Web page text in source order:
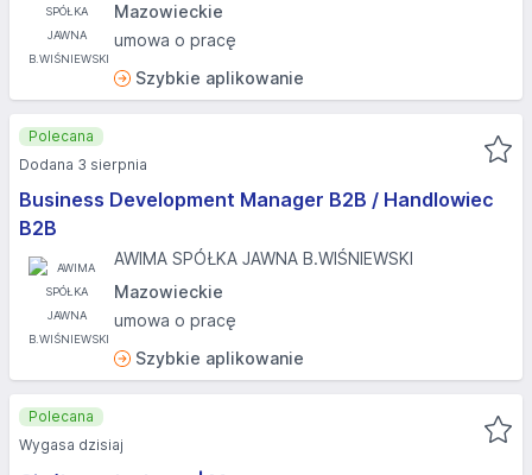
Mazowieckie
umowa o pracę
Szybkie aplikowanie
Business Development Manager B2B / Handlowiec
B2B
AWIMA SPÓŁKA JAWNA B.WIŚNIEWSKI
Mazowieckie
umowa o pracę
Szybkie aplikowanie
Polecana
Dodana 3 sierpnia
Polecana
Wygasa dzisiaj